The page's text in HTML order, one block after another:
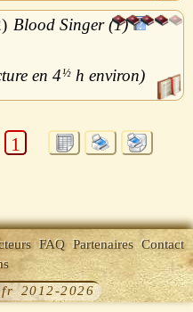
Blood Singer (1)
4½ h
1
FAQ Partenaires Contact
2012-2026